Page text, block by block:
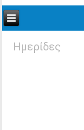
Ημερίδες